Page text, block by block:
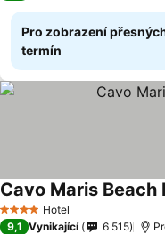
Pro zobrazení
termín
4 Počet hvězdiček
Hotel
Cavo Maris Beach
9,1 Vynikající 6 515